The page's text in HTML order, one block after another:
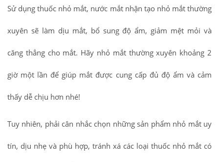
Sử dụng thuốc nhỏ mắt, nước mắt nhận tạo nhỏ mắt thường
xuyên sẽ làm dịu mắt, bổ sung độ ẩm, giảm mệt mỏi và
căng thẳng cho mắt. Hãy nhỏ mắt thường xuyên khoảng 2
giờ một lần để giúp mắt được cung cấp đủ độ ẩm và cảm
thấy dễ chịu hơn nhé!
Tuy nhiên, phải cân nhắc chọn những sản phẩm nhỏ mắt uy
tín, dịu nhẹ và phù hợp, tránh xá các loại thuốc nhỏ mắt có